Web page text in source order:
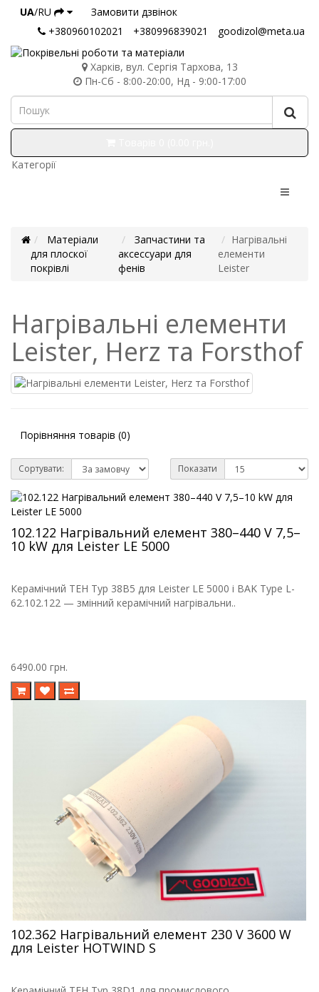
UA/RU
Замовити дзвінок
+380960102021
+380996839021 goodizol@meta.ua
Харків, вул. Сергія Тархова, 13
Пн-Сб - 8:00-20:00, Нд - 9:00-17:00
Категорії
Матеріали
для плоскої
покрівлі
Запчастини та
аксессуари для
фенів
Нагрівальні
елементи
Leister
Нагрівальні елементи
Leister, Herz та Forsthof
Порівняння товарів (0)
Сортувати: Показати
102.122 Нагрівальний елемент 380–440 V 7,5–
10 kW для Leister LE 5000
Керамічний ТЕН Typ 38B5 для Leister LE 5000 і BAK Type L-
62.102.122 — змінний керамічний нагрівальни..
6490.00 грн.
102.362 Нагрівальний елемент 230 V 3600 W
для Leister HOTWIND S